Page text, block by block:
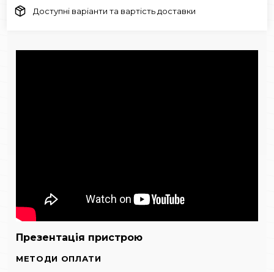
Доступні варіанти та вартість доставки
Презентація пристрою
МЕТОДИ ОПЛАТИ